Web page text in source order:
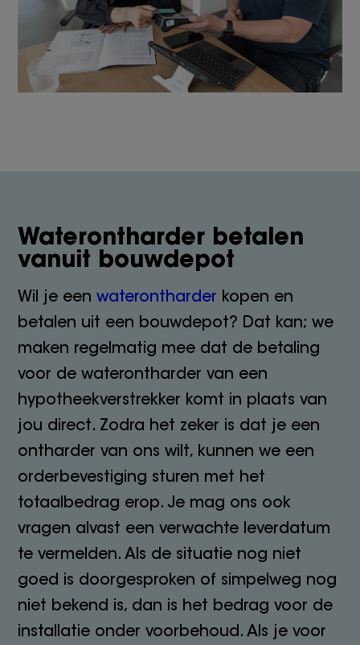
Waterontharder betalen
vanuit bouwdepot
Wil je eenwaterontharder kopen en
betalen uit een bouwdepot? Dat kan; we
maken regelmatig mee dat de betaling
voor de waterontharder van een
hypotheekverstrekker komt in plaats van
jou direct. Zodra het zeker is dat je een
ontharder van ons wilt, kunnen we een
orderbevestiging sturen met het
totaalbedrag erop. Je mag ons ook
vragen alvast een verwachte leverdatum
te vermelden. Als de situatie nog niet
goed is doorgesproken of simpelweg nog
niet bekend is, dan is het bedrag voor de
installatie onder voorbehoud. Als je voor